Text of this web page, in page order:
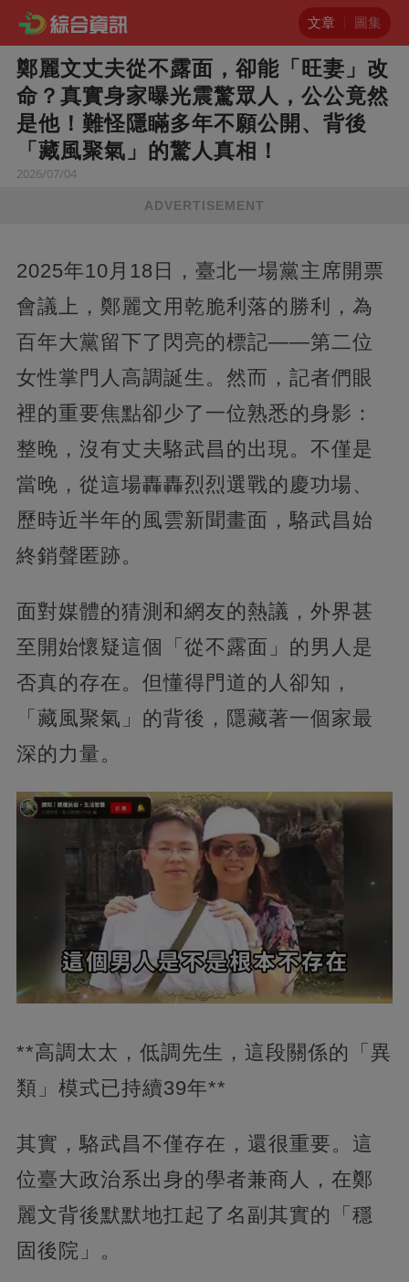
文章 圖集
鄭麗文丈夫從不露面，卻能「旺妻」改
命？真實身家曝光震驚眾人，公公竟然
是他！難怪隱瞞多年不願公開、背後
「藏風聚氣」的驚人真相！
2026/07/04
ADVERTISEMENT
2025年10月18日，臺北一場黨主席開票
會議上，鄭麗文用乾脆利落的勝利，為
百年大黨留下了閃亮的標記——第二位
女性掌門人高調誕生。然而，記者們眼
裡的重要焦點卻少了一位熟悉的身影：
整晚，沒有丈夫駱武昌的出現。不僅是
當晚，從這場轟轟烈烈選戰的慶功場、
歷時近半年的風雲新聞畫面，駱武昌始
終銷聲匿跡。
面對媒體的猜測和網友的熱議，外界甚
至開始懷疑這個「從不露面」的男人是
否真的存在。但懂得門道的人卻知，
「藏風聚氣」的背後，隱藏著一個家最
深的力量。
**高調太太，低調先生，這段關係的「異
類」模式已持續39年**
其實，駱武昌不僅存在，還很重要。這
位臺大政治系出身的學者兼商人，在鄭
麗文背後默默地扛起了名副其實的「穩
固後院」。